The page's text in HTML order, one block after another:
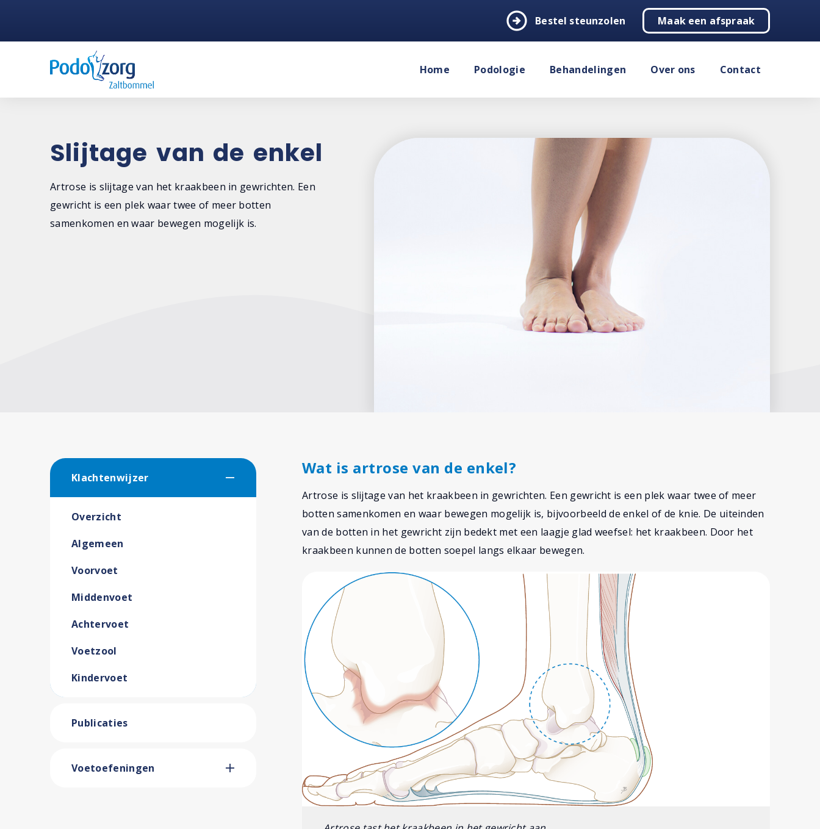
arrow_circle_right Bestel steunzolen Maak een afspraak
Home Podologie Behandelingen Over ons Contact
Slijtage van de enkel
Artrose is slijtage van het kraakbeen in gewrichten. Een
gewricht is een plek waar twee of meer botten
samenkomen en waar bewegen mogelijk is.
Klachtenwijzer
Overzicht
Algemeen
Voorvoet
Middenvoet
Achtervoet
Voetzool
Kindervoet
Publicaties
Voetoefeningen
Wat is artrose van de enkel?
Artrose is slijtage van het kraakbeen in gewrichten. Een gewricht is een plek waar twee of meer
botten samenkomen en waar bewegen mogelijk is, bijvoorbeeld de enkel of de knie. De uiteinden
van de botten in het gewricht zijn bedekt met een laagje glad weefsel: het kraakbeen. Door het
kraakbeen kunnen de botten soepel langs elkaar bewegen.